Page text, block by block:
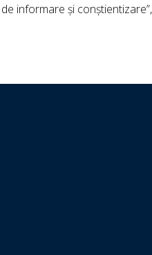
informare și